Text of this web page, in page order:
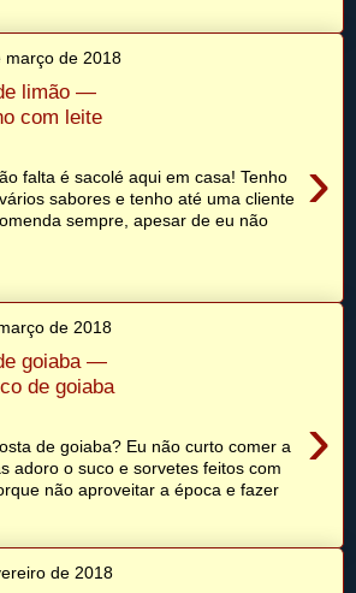
março de 2018
limão —
com leite
›
falta é sacolé aqui em casa! Tenho
sabores e tenho até uma cliente
sempre, apesar de eu não
de 2018
goiaba —
de goiaba
›
de goiaba? Eu não curto comer a
adoro o suco e sorvetes feitos com
não aproveitar a época e fazer
de 2018